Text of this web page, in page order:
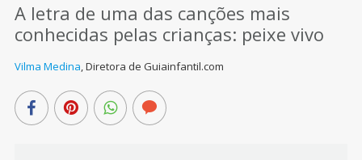
A letra de uma das canções mais
conhecidas pelas crianças: peixe vivo
Vilma Medina,Diretora de Guiainfantil.com